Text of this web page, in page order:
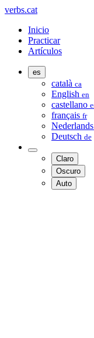
verbs.cat
Inicio
Practicar
Artículos
es
català ca
English en
castellano
français fr
Nederlands
Deutsch de
Claro
Oscuro
Auto